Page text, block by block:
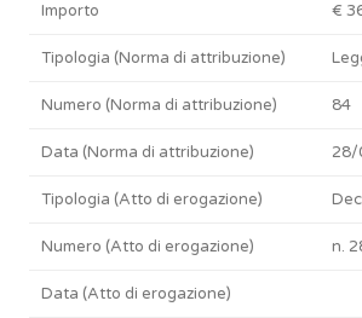
Importo €
Tipologia (Norma di attribuzione)
Numero (Norma di attribuzione) 84
Data (Norma di attribuzione) 28/
Tipologia (Atto di erogazione)
Numero (Atto di erogazione) n.
Data (Atto di erogazione)